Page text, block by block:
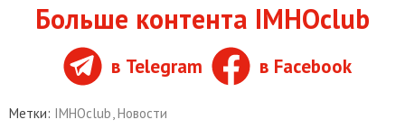
Больше контента IMHOclub
в Telegram в Facebook
Метки: IMHOclub,Новости